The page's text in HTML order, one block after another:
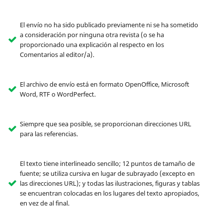
El envío no ha sido publicado previamente ni se ha sometido
a consideración por ninguna otra revista (o se ha
proporcionado una explicación al respecto en los
Comentarios al editor/a).
El archivo de envío está en formato OpenOffice, Microsoft
Word, RTF o WordPerfect.
Siempre que sea posible, se proporcionan direcciones URL
para las referencias.
El texto tiene interlineado sencillo; 12 puntos de tamaño de
fuente; se utiliza cursiva en lugar de subrayado (excepto en
las direcciones URL); y todas las ilustraciones, figuras y tablas
se encuentran colocadas en los lugares del texto apropiados,
en vez de al final.